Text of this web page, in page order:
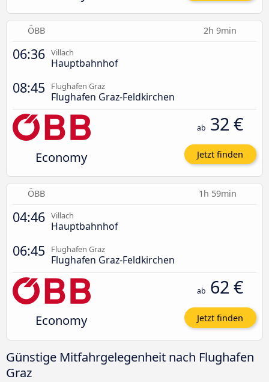
ÖBB 2h 9min
06:36 Villach
Hauptbahnhof
08:45 Flughafen Graz
Flughafen Graz-Feldkirchen
Economy
ab 32 €
Jetzt finden
ÖBB 1h 59min
04:46 Villach
Hauptbahnhof
06:45 Flughafen Graz
Flughafen Graz-Feldkirchen
Economy
ab 62 €
Jetzt finden
Günstige Mitfahrgelegenheit nach Flughafen
Graz